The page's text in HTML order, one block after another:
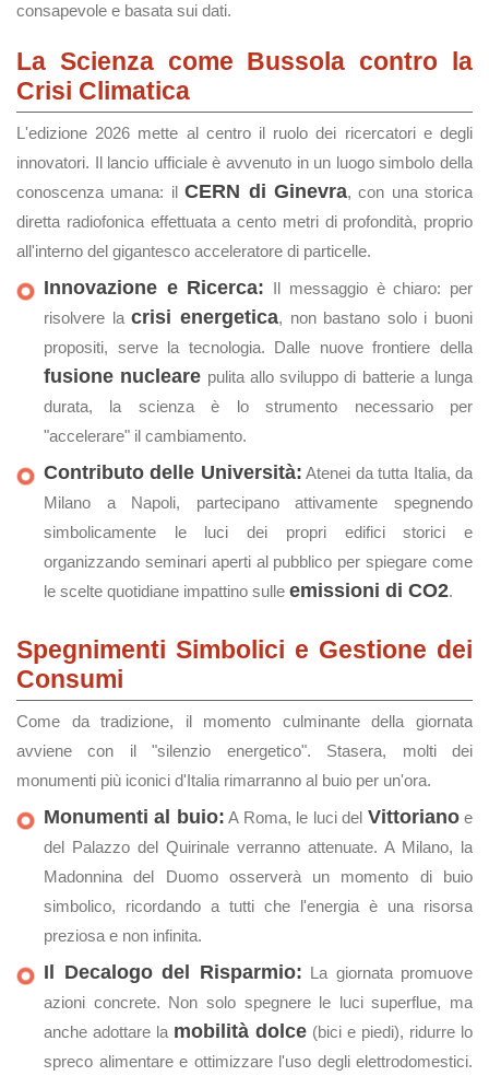
consapevole e basata sui dati.
La Scienza come Bussola contro la
Crisi Climatica
L'edizione 2026 mette al centro il ruolo dei ricercatori e degli
innovatori. Il lancio ufficiale è avvenuto in un luogo simbolo della
conoscenza umana: ilCERN di Ginevra, con una storica
diretta radiofonica effettuata a cento metri di profondità, proprio
all'interno del gigantesco acceleratore di particelle.
Innovazione e Ricerca: Il messaggio è chiaro: per
risolvere lacrisi energetica, non bastano solo i buoni
propositi, serve la tecnologia. Dalle nuove frontiere della
fusione nucleare pulita allo sviluppo di batterie a lunga
durata, la scienza è lo strumento necessario per
"accelerare" il cambiamento.
Contributo delle Università: Atenei da tutta Italia, da
Milano a Napoli, partecipano attivamente spegnendo
simbolicamente le luci dei propri edifici storici e
organizzando seminari aperti al pubblico per spiegare come
le scelte quotidiane impattino sulle emissioni di CO2.
Spegnimenti Simbolici e Gestione dei
Consumi
Come da tradizione, il momento culminante della giornata
avviene con il "silenzio energetico". Stasera, molti dei
monumenti più iconici d'Italia rimarranno al buio per un'ora.
Monumenti al buio: A Roma, le luci del Vittorianoe
del Palazzo del Quirinale verranno attenuate. A Milano, la
Madonnina del Duomo osserverà un momento di buio
simbolico, ricordando a tutti che l'energia è una risorsa
preziosa e non infinita.
Il Decalogo del Risparmio: La giornata promuove
azioni concrete. Non solo spegnere le luci superflue, ma
anche adottare la mobilità dolce (bici e piedi), ridurre lo
spreco alimentare e ottimizzare l'uso degli elettrodomestici.